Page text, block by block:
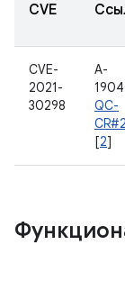
CVE
CVE-
2021-
30298
A-
QC-
[2]